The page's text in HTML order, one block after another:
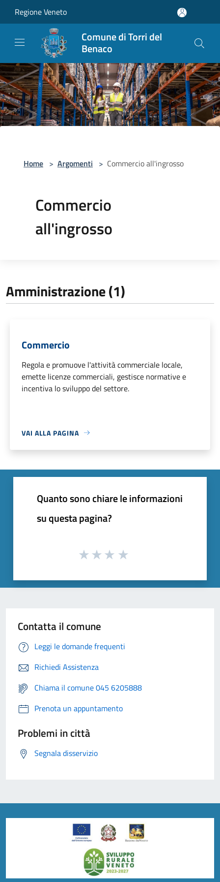
Regione Veneto
Comune di Torri del
Benaco
Home > Argomenti > Commercio all'ingrosso
Commercio
all'ingrosso
Amministrazione (1)
Commercio
Regola e promuove l'attività commerciale locale,
emette licenze commerciali, gestisce normative e
incentiva lo sviluppo del settore.
VAI ALLA PAGINA
Quanto sono chiare le informazioni
su questa pagina?
Contatta il comune
Leggi le domande frequenti
Richiedi Assistenza
Chiama il comune 045 6205888
Prenota un appuntamento
Problemi in città
Segnala disservizio